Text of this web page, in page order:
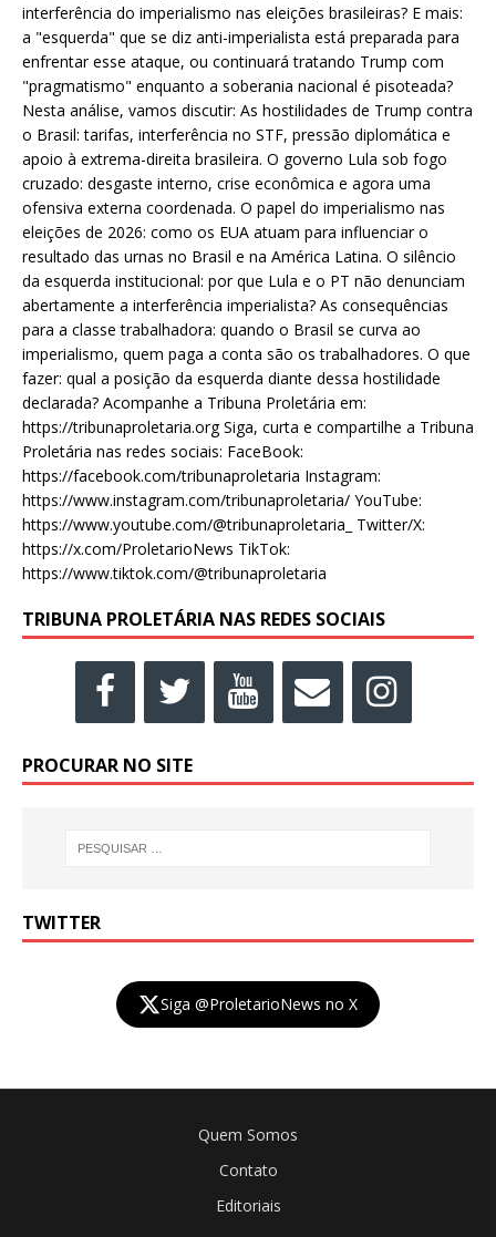
interferência do imperialismo nas eleições brasileiras? E mais:
a "esquerda" que se diz anti-imperialista está preparada para
enfrentar esse ataque, ou continuará tratando Trump com
"pragmatismo" enquanto a soberania nacional é pisoteada?
Nesta análise, vamos discutir: As hostilidades de Trump contra
o Brasil: tarifas, interferência no STF, pressão diplomática e
apoio à extrema-direita brasileira. O governo Lula sob fogo
cruzado: desgaste interno, crise econômica e agora uma
ofensiva externa coordenada. O papel do imperialismo nas
eleições de 2026: como os EUA atuam para influenciar o
resultado das urnas no Brasil e na América Latina. O silêncio
da esquerda institucional: por que Lula e o PT não denunciam
abertamente a interferência imperialista? As consequências
para a classe trabalhadora: quando o Brasil se curva ao
imperialismo, quem paga a conta são os trabalhadores. O que
fazer: qual a posição da esquerda diante dessa hostilidade
declarada? Acompanhe a Tribuna Proletária em:
https://tribunaproletaria.org Siga, curta e compartilhe a Tribuna
Proletária nas redes sociais: FaceBook:
https://facebook.com/tribunaproletaria Instagram:
https://www.instagram.com/tribunaproletaria/ YouTube:
https://www.youtube.com/@tribunaproletaria_ Twitter/X:
https://x.com/ProletarioNews TikTok:
https://www.tiktok.com/@tribunaproletaria
TRIBUNA PROLETÁRIA NAS REDES SOCIAIS
PROCURAR NO SITE
TWITTER
Siga @ProletarioNews no X
Quem Somos
Contato
Editoriais